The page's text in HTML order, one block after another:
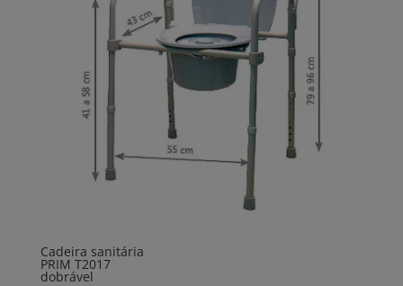
Cadeira sanitária
PRIM T2017
dobrável